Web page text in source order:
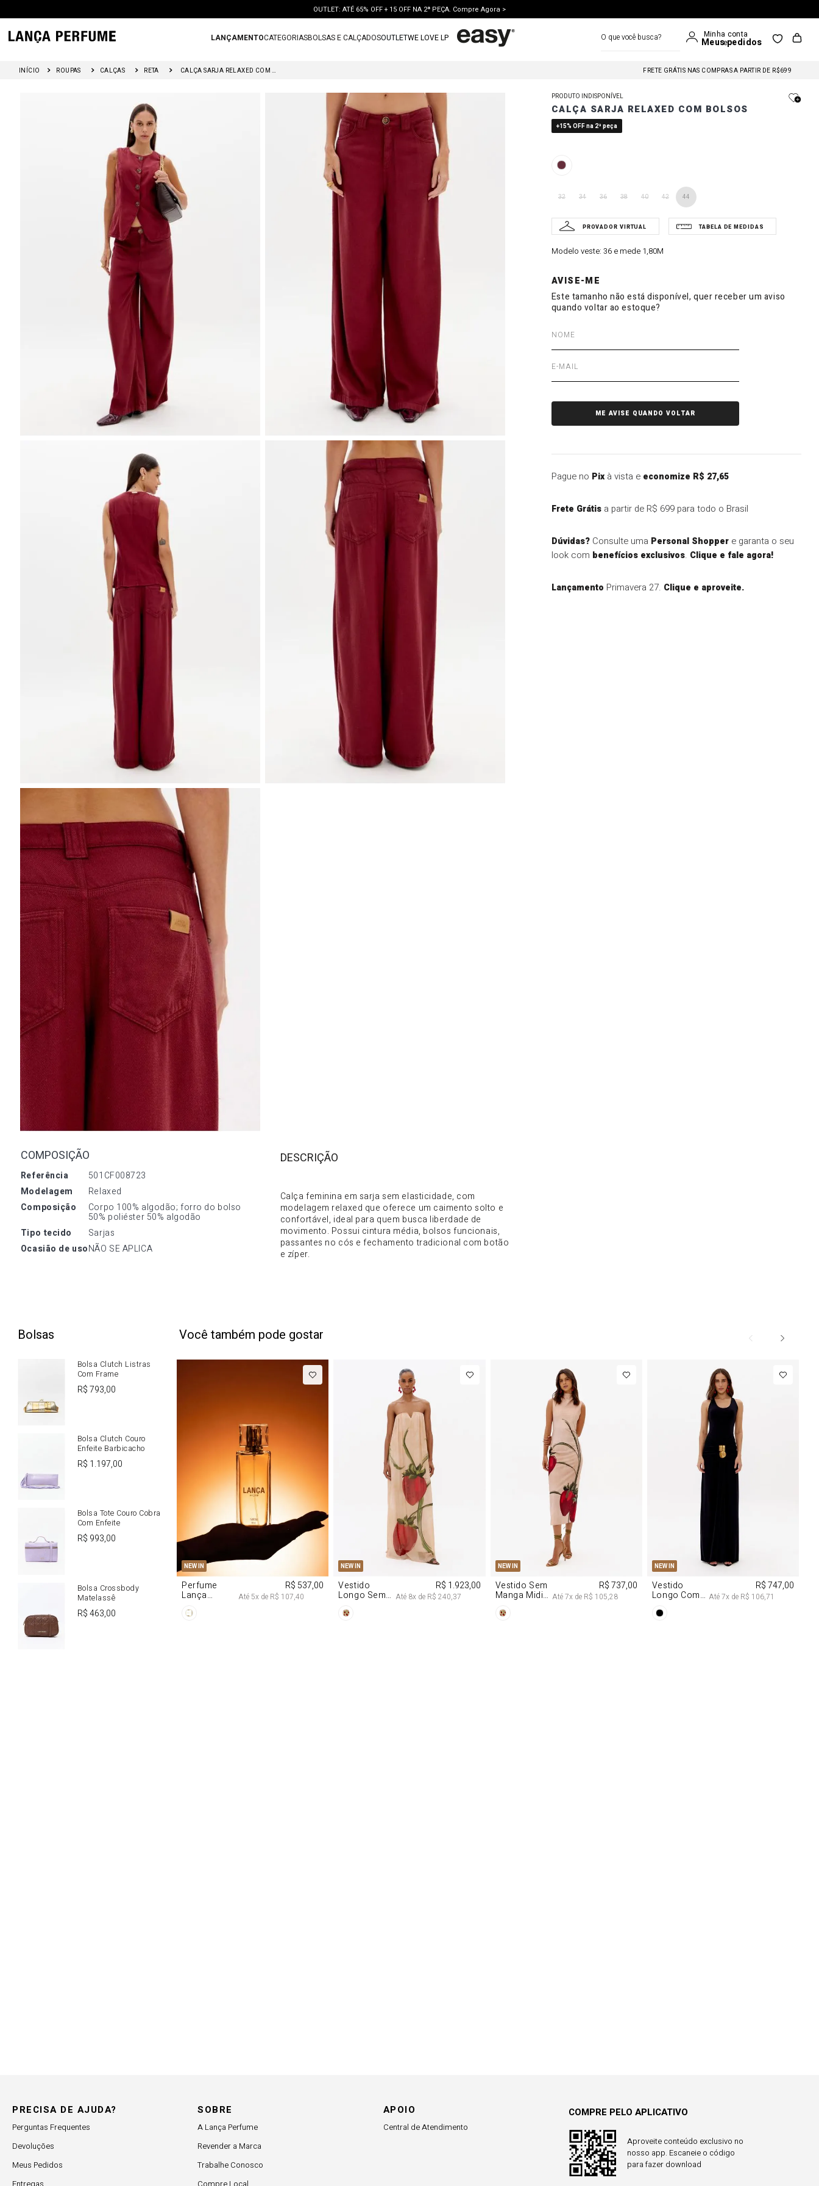
OUTLET: ATÉ 65% OFF + 15 OFF NA 2ª PEÇA. Compre Agora >
LANÇAMENTOCATEGORIASBOLSAS E CALÇADOSOUTLETWE LOVE LP
ROUPAS CALÇAS RETA CALÇA SARJA RELAXED COM BOLSOS FRETE GRÁTIS NAS COMPRAS A PARTIR DE R$699
FRETE GRÁTIS NAS COMPRAS A PARTIR DE R$699
COMPOSIÇÃO
referência
501CF008723
modelagem
Relaxed
composição
Corpo 100% algodão; forro do bolso
50% poliéster 50% algodão
tipo tecido
Sarjas
ocasião de usoNÃO SE APLICA
Calça feminina em sarja sem elasticidade, com
modelagem relaxed que oferece um caimento solto e
confortável, ideal para quem busca liberdade de
movimento. Possui cintura média, bolsos funcionais,
passantes no cós e fechamento tradicional com botão
e zíper.
PRODUTO INDISPONÍVEL
CALÇA SARJA RELAXED COM BOLSOS
+15% OFF na 2ª peça
32 34 36 38 40 42 44
Modelo veste: 36 e mede 1,80M
Pague no Pixà vista e economize R$ 27,65
Frete Grátisa partir de R$ 699 para todo o Brasil
Dúvidas?Consulte uma Personal Shoppere garanta o seu
look com benefícios exclusivos. Clique e fale agora!
Lançamento Primavera 27. Clique e aproveite.
Bolsas
Bolsa Clutch Listras
Com Frame
R$793,00
Bolsa Clutch Couro
Enfeite Barbicacho
R$ 1.197,00
Bolsa Tote Couro Cobra
Com Enfeite
R$ 993,00
Bolsa Crossbody
Matelassê
R$463,00
Você também pode gostar
NEW IN
U
Perfume
Lança
R$ 537,00
Até 5x de R$ 107,40
NEW IN
M G
Vestido
Longo Sem
Chiffon
R$ 1.923,00
Até 8x de R$ 240,37
NEW IN
PP M
Vestido Sem
Manga Midi
Morango
R$ 737,00
Até7x de R$ 105,28
NEW IN
PP M
Vestido
Longo Com
Na Frente
R$ 747,00
Até7x de R$ 106,71
PRECISA DE AJUDA?
Perguntas Frequentes
Devoluções
Meus Pedidos
SOBRE
A Lança Perfume
Revender a Marca
Trabalhe Conosco
APOIO
Central de Atendimento
COMPRE PELO APLICATIVO
Aproveite conteúdo exclusivo no
nosso app. Escaneie o código
para fazer download
2º
bolsa
calca jeans
blusa
º
6º
bota